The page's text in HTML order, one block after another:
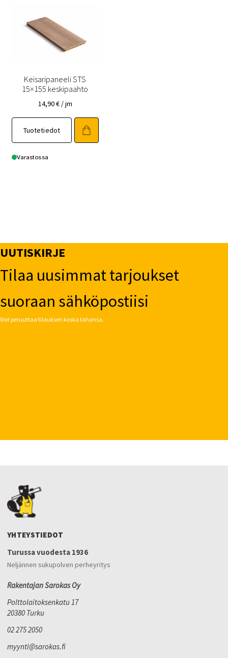
Keisaripaneeli STS
15×155 keskipaahto
14,90€ / jm
Tuotetiedot
Tällä
tuotteella
on
useampi
Varastossa
UUTISKIRJE
Tilaa uusimmat tarjoukset
suoraan sähköpostiisi
Voit peruuttaa tilauksen koska tahansa.
YHTEYSTIEDOT
Turussa vuodesta 1936
Neljännen sukupolven perheyritys
Rakentajan Sarokas Oy
Polttolaitoksenkatu 17
20380 Turku
02 275 2050
myynti@sarokas.fi